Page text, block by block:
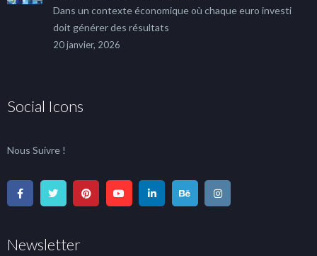
Dans un contexte économique où chaque euro investi
doit générer des résultats
20 janvier, 2026
Social Icons
Nous Suivre !
Newsletter